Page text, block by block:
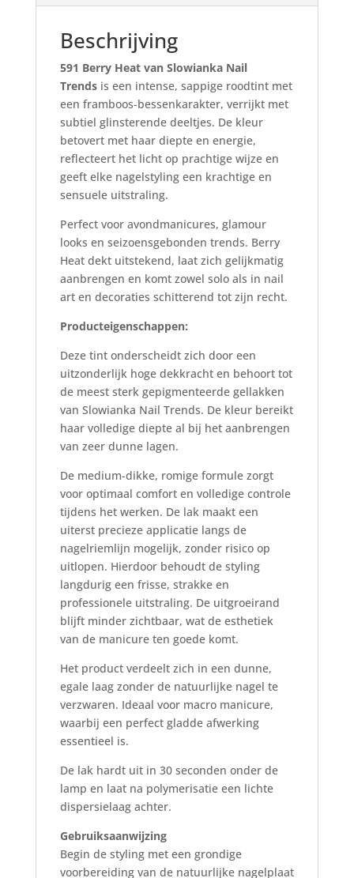
Beschrijving
591 Berry Heat van Slowianka Nail
Trendsis een intense, sappige roodtint met
een framboos-bessenkarakter, verrijkt met
subtiel glinsterende deeltjes. De kleur
betovert met haar diepte en energie,
reflecteert het licht op prachtige wijze en
geeft elke nagelstyling een krachtige en
sensuele uitstraling.
Perfect voor avondmanicures, glamour
looks en seizoensgebonden trends. Berry
Heat dekt uitstekend, laat zich gelijkmatig
aanbrengen en komt zowel solo als in nail
art en decoraties schitterend tot zijn recht.
Producteigenschappen:
Deze tint onderscheidt zich door een
uitzonderlijk hoge dekkracht en behoort tot
de meest sterk gepigmenteerde gellakken
van Slowianka Nail Trends. De kleur bereikt
haar volledige diepte al bij het aanbrengen
van zeer dunne lagen.
De medium-dikke, romige formule zorgt
voor optimaal comfort en volledige controle
tijdens het werken. De lak maakt een
uiterst precieze applicatie langs de
nagelriemlijn mogelijk, zonder risico op
uitlopen. Hierdoor behoudt de styling
langdurig een frisse, strakke en
professionele uitstraling. De uitgroeirand
blijft minder zichtbaar, wat de esthetiek
van de manicure ten goede komt.
Het product verdeelt zich in een dunne,
egale laag zonder de natuurlijke nagel te
verzwaren. Ideaal voor macro manicure,
waarbij een perfect gladde afwerking
essentieel is.
De lak hardt uit in 30 seconden onder de
lamp en laat na polymerisatie een lichte
dispersielaag achter.
Gebruiksaanwijzing
Begin de styling met een grondige
voorbereiding van de natuurlijke nagelplaat